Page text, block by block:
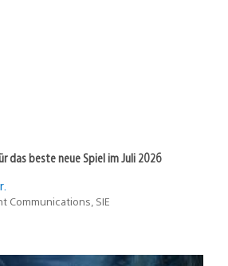
das beste neue Spiel im Juli 2026
Communications, SIE